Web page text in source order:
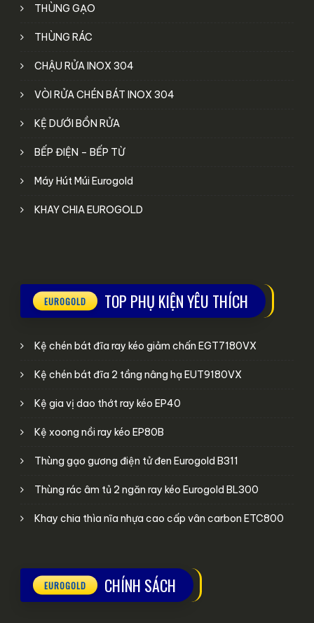
THÙNG GẠO
THÙNG RÁC
CHẬU RỬA INOX 304
VÒI RỬA CHÉN BÁT INOX 304
KỆ DƯỚI BỒN RỬA
BẾP ĐIỆN – BẾP TỪ
Máy Hút Múi Eurogold
KHAY CHIA EUROGOLD
TOP PHỤ KIỆN YÊU THÍCH
Kệ chén bát đĩa ray kéo giảm chấn EGT7180VX
Kệ chén bát đĩa 2 tầng nâng hạ EUT9180VX
Kệ gia vị dao thớt ray kéo EP40
Kệ xoong nồi ray kéo EP80B
Thùng gạo gương điện tử đen Eurogold B311
Thùng rác âm tủ 2 ngăn ray kéo Eurogold BL300
Khay chia thìa nĩa nhựa cao cấp vân carbon ETC800
CHÍNH SÁCH